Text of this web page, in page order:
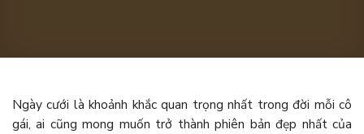
Ngày cưới là khoảnh khắc quan trọng nhất trong đời mỗi cô
gái, ai cũng mong muốn trở thành phiên bản đẹp nhất của